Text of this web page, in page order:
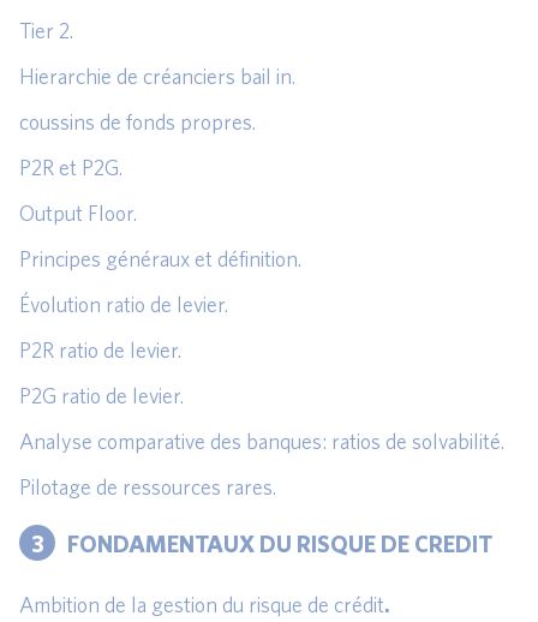
Tier 2.
Hierarchie de créanciers bail in.
coussins de fonds propres.
P2R et P2G.
Output Floor.
Principes généraux et définition.
Évolution ratio de levier.
P2R ratio de levier.
P2G ratio de levier.
Analyse comparative des banques: ratios de solvabilité.
Pilotage de ressources rares.
3 FONDAMENTAUX DU RISQUE DE CREDIT
Ambition de la gestion du risque de crédit.